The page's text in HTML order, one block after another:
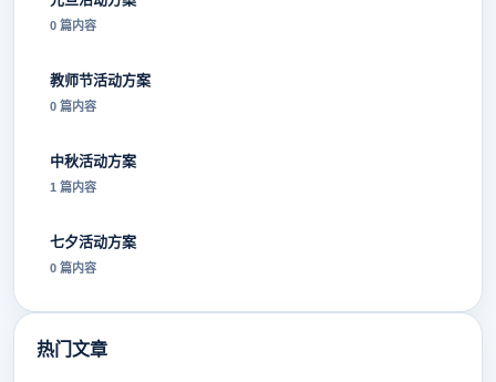
0 篇内容
教师节活动方案
0 篇内容
中秋活动方案
1 篇内容
七夕活动方案
0 篇内容
热门文章